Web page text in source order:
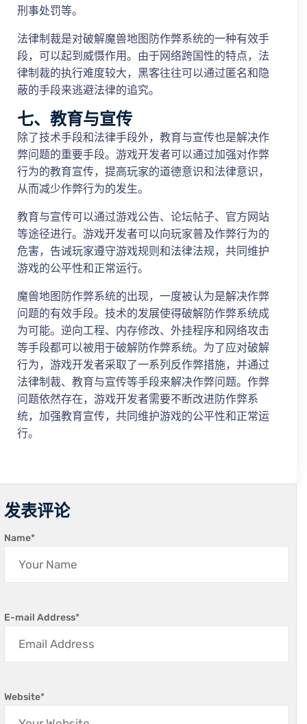
刑事处罚等。
法律制裁是对破解魔兽地图防作弊系统的一种有效手
段，可以起到威慑作用。由于网络跨国性的特点，法
律制裁的执行难度较大，黑客往往可以通过匿名和隐
蔽的手段来逃避法律的追究。
七、教育与宣传
除了技术手段和法律手段外，教育与宣传也是解决作
弊问题的重要手段。游戏开发者可以通过加强对作弊
行为的教育宣传，提高玩家的道德意识和法律意识，
从而减少作弊行为的发生。
教育与宣传可以通过游戏公告、论坛帖子、官方网站
等途径进行。游戏开发者可以向玩家普及作弊行为的
危害，告诫玩家遵守游戏规则和法律法规，共同维护
游戏的公平性和正常运行。
魔兽地图防作弊系统的出现，一度被认为是解决作弊
问题的有效手段。技术的发展使得破解防作弊系统成
为可能。逆向工程、内存修改、外挂程序和网络攻击
等手段都可以被用于破解防作弊系统。为了应对破解
行为，游戏开发者采取了一系列反作弊措施，并通过
法律制裁、教育与宣传等手段来解决作弊问题。作弊
问题依然存在，游戏开发者需要不断改进防作弊系
统，加强教育宣传，共同维护游戏的公平性和正常运
行。
发表评论
Name*
E-mail Address*
Website*